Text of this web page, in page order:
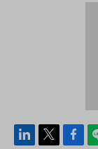
linke
Face
line